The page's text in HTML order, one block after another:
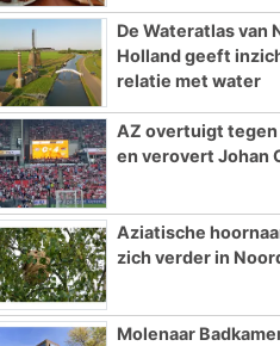
De Wateratlas van
Holland geeft
relatie met water
AZ overtuigt tegen
en verovert Johan
Aziatische
zich verder in
Molenaar